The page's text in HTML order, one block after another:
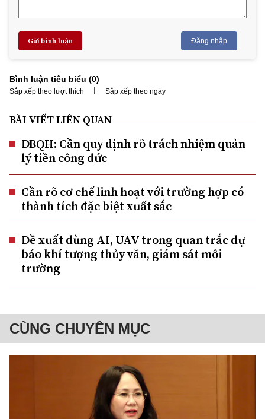
Gửi bình luận Đăng nhập
Bình luận tiêu biểu (0)
Sắp xếp theo lượt thích | Sắp xếp theo ngày
BÀI VIẾT LIÊN QUAN
ĐBQH: Cần quy định rõ trách nhiệm quản
lý tiền công đức
Cần rõ cơ chế linh hoạt với trường hợp có
thành tích đặc biệt xuất sắc
Đề xuất dùng AI, UAV trong quan trắc dự
báo khí tượng thủy văn, giám sát môi
trường
CÙNG CHUYÊN MỤC